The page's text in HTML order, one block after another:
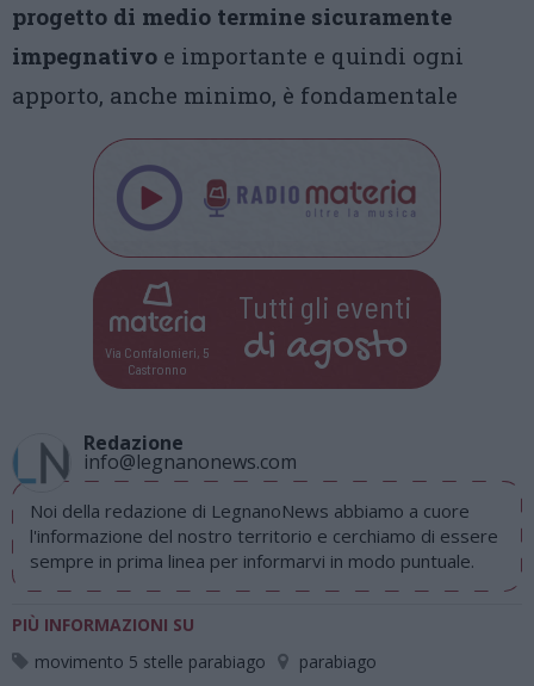
progetto di medio termine sicuramente
impegnativo e importante e quindi ogni
apporto, anche minimo, è fondamentale
Via Confalonieri, 5
Castronno
Tutti gli eventi
di agosto
Redazione
info@legnanonews.com
Noi della redazione di LegnanoNews abbiamo a cuore
l'informazione del nostro territorio e cerchiamo di essere
sempre in prima linea per informarvi in modo puntuale.
PIÙ INFORMAZIONI SU
movimento 5 stelle parabiago
parabiago